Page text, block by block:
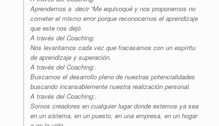
Aprendemos a decir “Me equivoqué y nos proponemos no
cometer el mismo error porque reconocemos el aprendizaje
que este nos dejó.
A través del Coaching:
Nos levantamos cada vez que fracasamos con un espíritu
de aprendizaje y superación.
A través del Coaching:.
Buscamos el desarrollo pleno de nuestras potencialidades
buscando incansablemente nuestra realización personal.
A través del Coaching:.
Somos creadores en cualquier lugar donde estemos ya sea
en un sistema, en un puesto, en una empresa, en un hogar